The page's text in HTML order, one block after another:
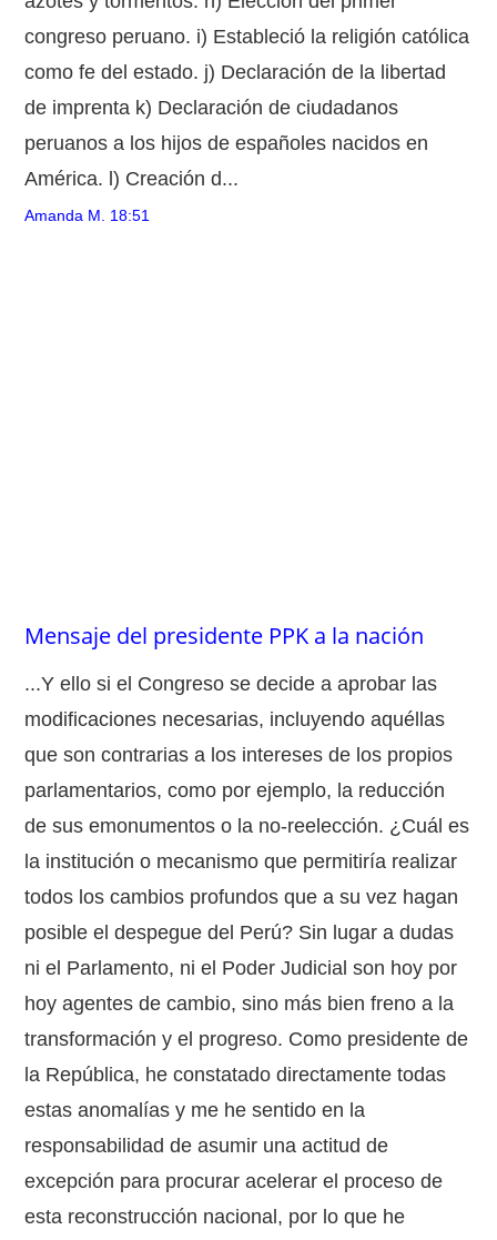
congreso peruano. i) Estableció la religión católica
como fe del estado. j) Declaración de la libertad
de imprenta k) Declaración de ciudadanos
peruanos a los hijos de españoles nacidos en
América. l) Creación d...
Amanda M. 18:51
Mensaje del presidente PPK a la nación
...Y ello si el Congreso se decide a aprobar las
modificaciones necesarias, incluyendo aquéllas
que son contrarias a los intereses de los propios
parlamentarios, como por ejemplo, la reducción
de sus emonumentos o la no-reelección. ¿Cuál es
la institución o mecanismo que permitiría realizar
todos los cambios profundos que a su vez hagan
posible el despegue del Perú? Sin lugar a dudas
ni el Parlamento, ni el Poder Judicial son hoy por
hoy agentes de cambio, sino más bien freno a la
transformación y el progreso. Como presidente de
la República, he constatado directamente todas
estas anomalías y me he sentido en la
responsabilidad de asumir una actitud de
excepción para procurar acelerar el proceso de
esta reconstrucción nacional, por lo que he